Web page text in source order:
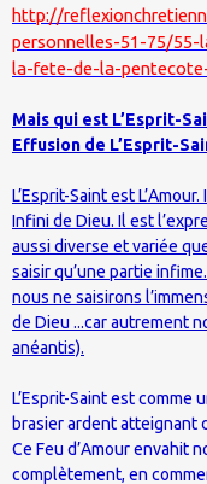
http://
personnelles-51-75/
la-fete-de-la-
Mais qui est L’Esprit-
Effusion de L’Esprit-
L’Esprit-Saint est
Infini de Dieu. Il est
aussi diverse et variée
saisir qu’une partie
nous ne saisirons
de Dieu ...car autrement
anéantis).
L’Esprit-Saint est comme
brasier ardent atteignant
Ce Feu d’Amour envahit
complètement, en